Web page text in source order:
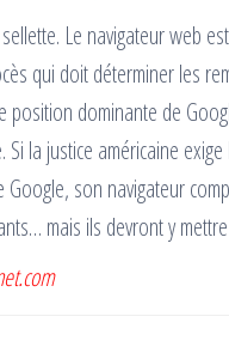
Le navigateur web
qui doit déterminer les
position dominante de
Si la justice américaine exige
Google, son navigateur
mais ils devront y